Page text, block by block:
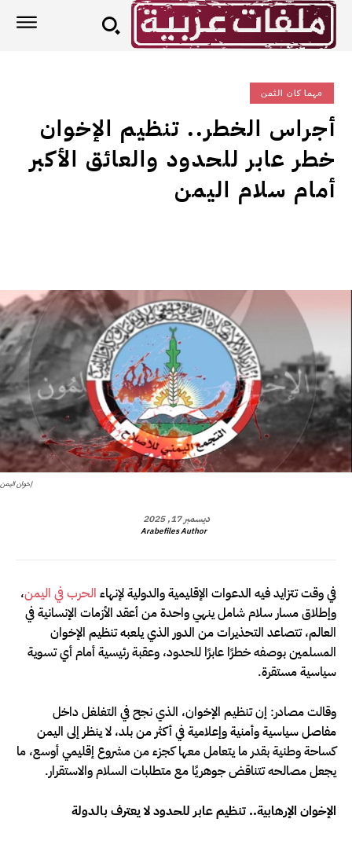
مهما كان الثمن
أجراس الخطر.. تنظيم الإخوان
خطر عابر للحدود والعائق الأكبر
أمام سلام اليمن
إخوان اليمن
ديسمبر 17, 2025
Arabefiles Author
في وقت تتزايد فيه الدعوات الإقليمية والدولية لإنهاء الحرب في اليمن،
وإطلاق مسار سلام شامل ينهي واحدة من أعقد الأزمات الإنسانية في
العالم، تتصاعد التحذيرات من الدور الذي يلعبه تنظيم الإخوان
المسلمين بوصفه خطرًا عابرًا للحدود، وعقبة رئيسية أمام أي تسوية
سياسية مستقرة.
وقالت مصادر: إن تنظيم الإخوان، الذي نجح في التغلغل داخل
مفاصل سياسية وأمنية وإعلامية في أكثر من بلد، لا ينظر إلى اليمن
كساحة وطنية بقدر ما يتعامل معها كجزء من مشروع إقليمي أوسع، ما
يجعل مصالحه تتناقض جوهريًا مع متطلبات السلام والاستقرار.
الإخوان الإرهابية.. تنظيم عابر للحدود لا يعترف بالدولة